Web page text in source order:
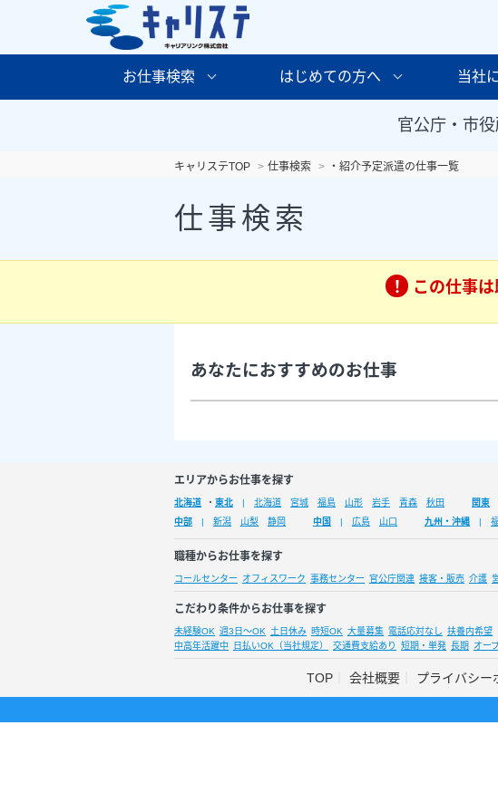
お仕事検索 はじめての方へ 当社
官公庁・市
キャリステTOP 仕事検索 ・紹介予定派遣の仕事一覧
仕事検索
この仕事
あなたにおすすめのお仕事
エリアからお仕事を探す
北海道 ・ 東北 北海道 宮城 福島 山形 岩手 青森 秋田 関東
中部
新潟 山梨 静岡 中国 広島 山口 九州・沖縄
職種からお仕事を探す
コールセンター オフィスワーク 事務センター 官公庁関連 接客・販売 介護
こだわり条件からお仕事を探す
未経験OK 週3日～OK 土日休み 時短OK 大量募集 電話応対なし 扶養内希望
中高年活躍中
日払いOK（当社規定） 交通費支給あり 短期・単発 長期 オー
TOP 会社概要 プライバシー